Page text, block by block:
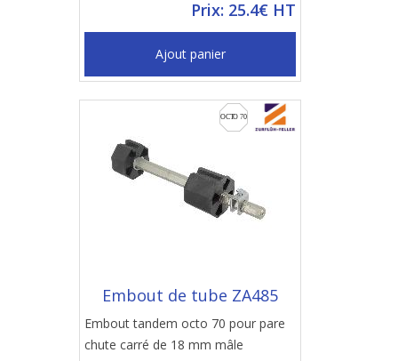
Prix: 25.4€ HT
Ajout panier
Embout de tube ZA485
Embout tandem octo 70 pour pare
chute carré de 18 mm mâle